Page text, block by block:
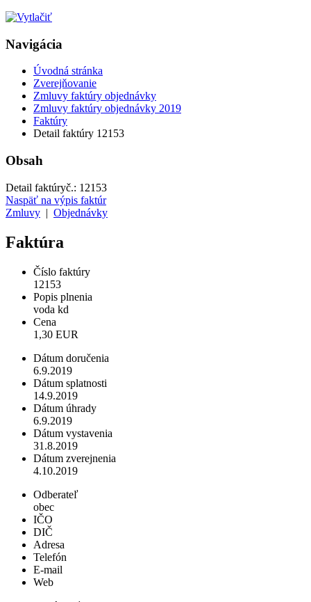
Navigácia
Úvodná stránka
Zverejňovanie
Zmluvy faktúry objednávky
Zmluvy faktúry objednávky 2019
Faktúry
Detail faktúry 12153
Obsah
Detail faktúryč.: 12153
Naspäť na výpis faktúr
Zmluvy | Objednávky
Faktúra
Číslo faktúry
12153
Popis plnenia
voda kd
Cena
1,30 EUR
Dátum doručenia
6.9.2019
Dátum splatnosti
14.9.2019
Dátum úhrady
6.9.2019
Dátum vystavenia
31.8.2019
Dátum zverejnenia
4.10.2019
Odberateľ
obec
IČO
DIČ
Adresa
Telefón
E-mail
Web